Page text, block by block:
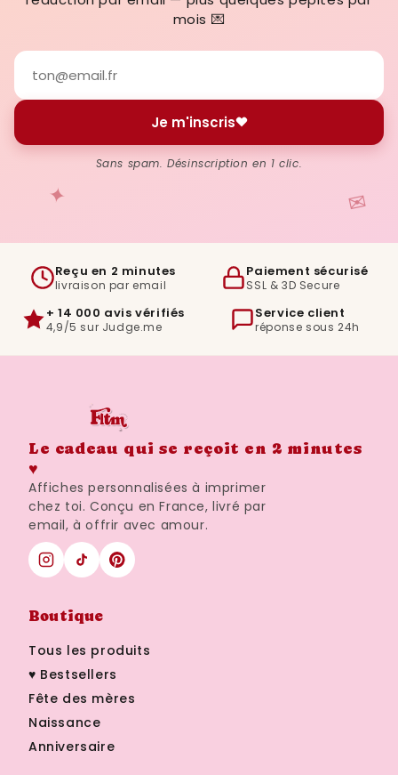
✦ ✉
mois 💌
Je m'inscris
Sans spam. Désinscription en 1 clic.
Reçu en 2 minutes
livraison par email
Paiement sécurisé
SSL & 3D Secure
+ 14 000 avis vérifiés
4,9/5 sur Judge.me
Service client
réponse sous 24h
Le cadeau qui se reçoit en 2 minutes
♥
Affiches personnalisées à imprimer
chez toi. Conçu en France, livré par
email, à offrir avec amour.
Boutique
Tous les produits
♥ Bestsellers
Fête des mères
Naissance
Anniversaire